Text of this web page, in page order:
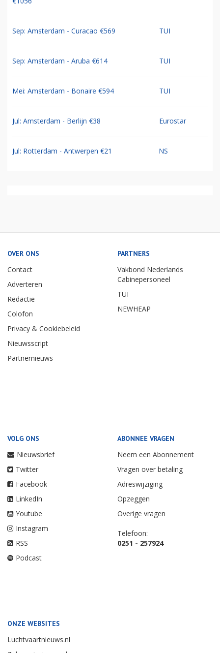
Sep: Amsterdam - Curacao €569 TUI
Sep: Amsterdam - Aruba €614 TUI
Mei: Amsterdam - Bonaire €594 TUI
Jul: Amsterdam - Berlijn €38 Eurostar
Jul: Rotterdam - Antwerpen €21 NS
OVER ONS
Contact
Adverteren
Redactie
Colofon
Privacy & Cookiebeleid
Nieuwsscript
Partnernieuws
PARTNERS
Vakbond Nederlands
Cabinepersoneel
TUI
NEWHEAP
VOLG ONS
Nieuwsbrief
Twitter
Facebook
LinkedIn
Youtube
Instagram
RSS
Podcast
ABONNEE VRAGEN
Neem een Abonnement
Vragen over betaling
Adreswijziging
Opzeggen
Overige vragen
Telefoon:
0251 - 257924
ONZE WEBSITES
Luchtvaartnieuws.nl